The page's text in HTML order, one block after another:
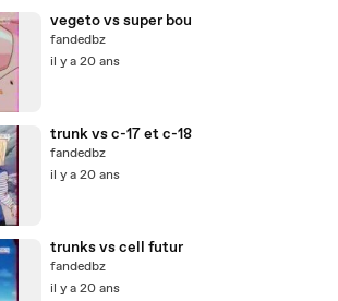
vegeto vs super bou
fandedbz
il y a 20 ans
trunk vs c-17 et c-18
fandedbz
il y a 20 ans
trunks vs cell futur
fandedbz
il y a 20 ans